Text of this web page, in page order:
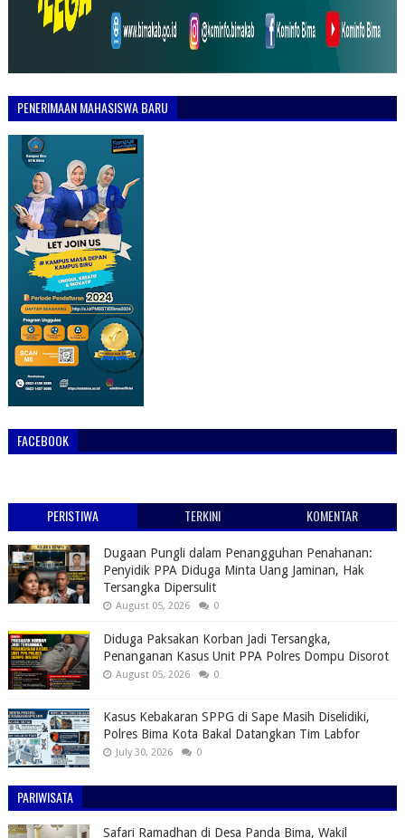
PENERIMAAN MAHASISWA BARU
FACEBOOK
PERISTIWA TERKINI KOMENTAR
Dugaan Pungli dalam Penangguhan Penahanan:
Penyidik PPA Diduga Minta Uang Jaminan, Hak
Tersangka Dipersulit
August 05, 2026 0
Diduga Paksakan Korban Jadi Tersangka,
Penanganan Kasus Unit PPA Polres Dompu Disorot
August 05, 2026 0
Kasus Kebakaran SPPG di Sape Masih Diselidiki,
Polres Bima Kota Bakal Datangkan Tim Labfor
July 30, 2026 0
PARIWISATA
Safari Ramadhan di Desa Panda Bima, Wakil